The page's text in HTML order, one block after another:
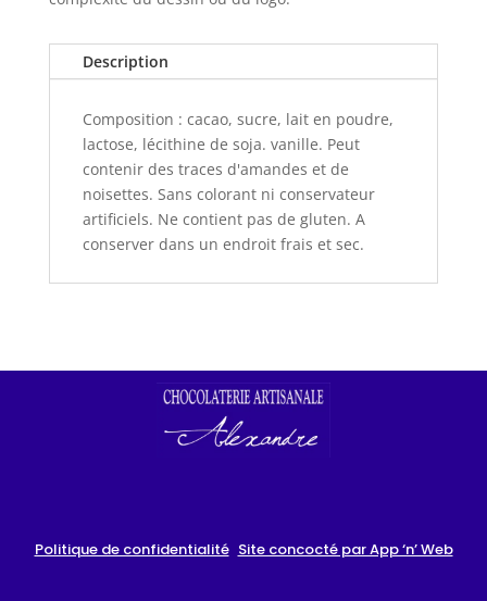
Description
Composition : cacao, sucre, lait en poudre,
lactose, lécithine de soja. vanille. Peut
contenir des traces d'amandes et de
noisettes. Sans colorant ni conservateur
artificiels. Ne contient pas de gluten. A
conserver dans un endroit frais et sec.
Politique de confidentialité Site concocté par App ‘n’ Web